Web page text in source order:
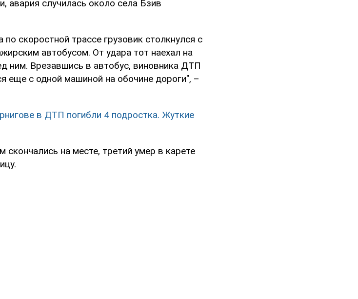
авария случилась около села Бзив
скоростной трассе грузовик столкнулся с
автобусом. От удара тот наехал на
ним. Врезавшись в автобус, виновника ДТП
еще с одной машиной на обочине дороги", –
в ДТП погибли 4 подростка. Жуткие
на месте, третий умер в карете